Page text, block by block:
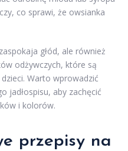
co sprawi, że owsianka
głód, ale również
odżywczych, które są
Warto wprowadzić
jadłospisu, aby zachęcić
i kolorów.
przepisy na